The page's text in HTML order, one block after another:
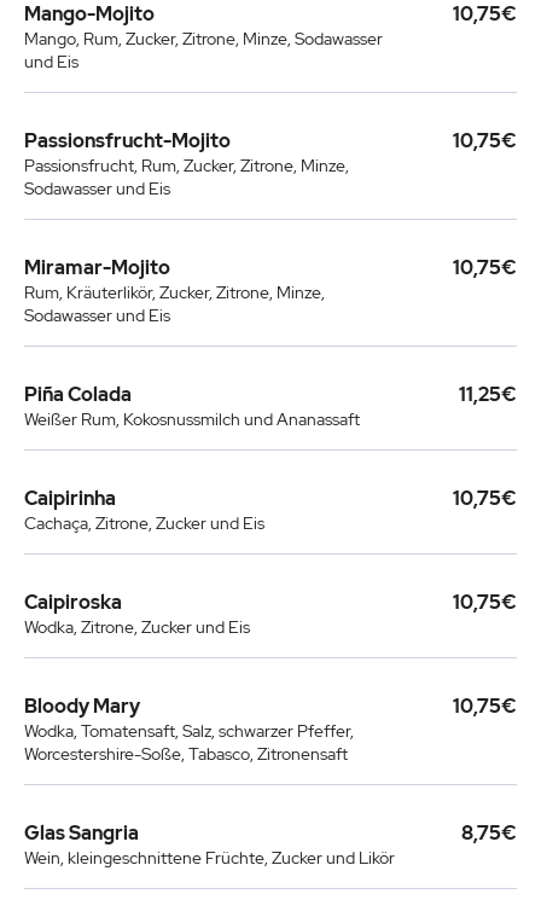
Mango-Mojito
Mango, Rum, Zucker, Zitrone, Minze, Sodawasser
und Eis
10,75€
Passionsfrucht-Mojito
Passionsfrucht, Rum, Zucker, Zitrone, Minze,
Sodawasser und Eis
10,75€
Miramar-Mojito
Rum, Kräuterlikör, Zucker, Zitrone, Minze,
Sodawasser und Eis
10,75€
Piña Colada
Weißer Rum, Kokosnussmilch und Ananassaft
11,25€
Caipirinha
Cachaça, Zitrone, Zucker und Eis
10,75€
Caipiroska
Wodka, Zitrone, Zucker und Eis
10,75€
Bloody Mary
Wodka, Tomatensaft, Salz, schwarzer Pfeffer,
Worcestershire-Soße, Tabasco, Zitronensaft
10,75€
Glas Sangria
Wein, kleingeschnittene Früchte, Zucker und Likör
8,75€